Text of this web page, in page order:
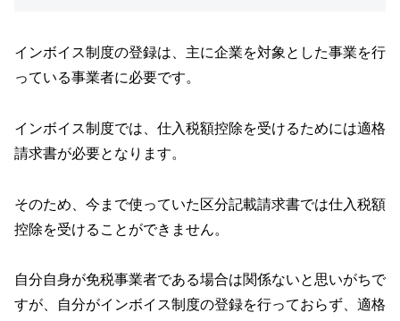
インボイス制度の登録は、主に企業を対象とした事業を行
っている事業者に必要です。
インボイス制度では、仕入税額控除を受けるためには適格
請求書が必要となります。
そのため、今まで使っていた区分記載請求書では仕入税額
控除を受けることができません。
自分自身が免税事業者である場合は関係ないと思いがちで
すが、自分がインボイス制度の登録を行っておらず、適格